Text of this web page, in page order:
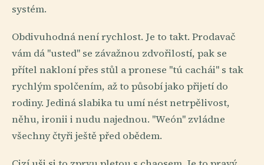
systém.
Obdivuhodná není rychlost. Je to takt. Prodavač
vám dá "usted" se závažnou zdvořilostí, pak se
přítel nakloní přes stůl a pronese "tú cachái" s tak
rychlým spolčením, až to působí jako přijetí do
rodiny. Jediná slabika tu umí nést netrpělivost,
něhu, ironii i nudu najednou. "Weón" zvládne
všechny čtyři ještě před obědem.